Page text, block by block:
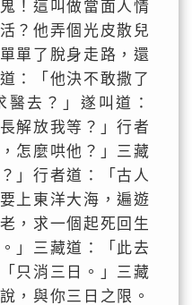
！這叫做當面人情
？他弄個光皮散兒
單了脫身走路，還
：「他決不敢撒了
去？」遂叫道：
解放我等？」行者
怎麼哄他？」三藏
」行者道：「古人
上東洋大海，遍遊
，求一個起死回生
」三藏道：「此去
只消三日。」三藏
，與你三日之限。